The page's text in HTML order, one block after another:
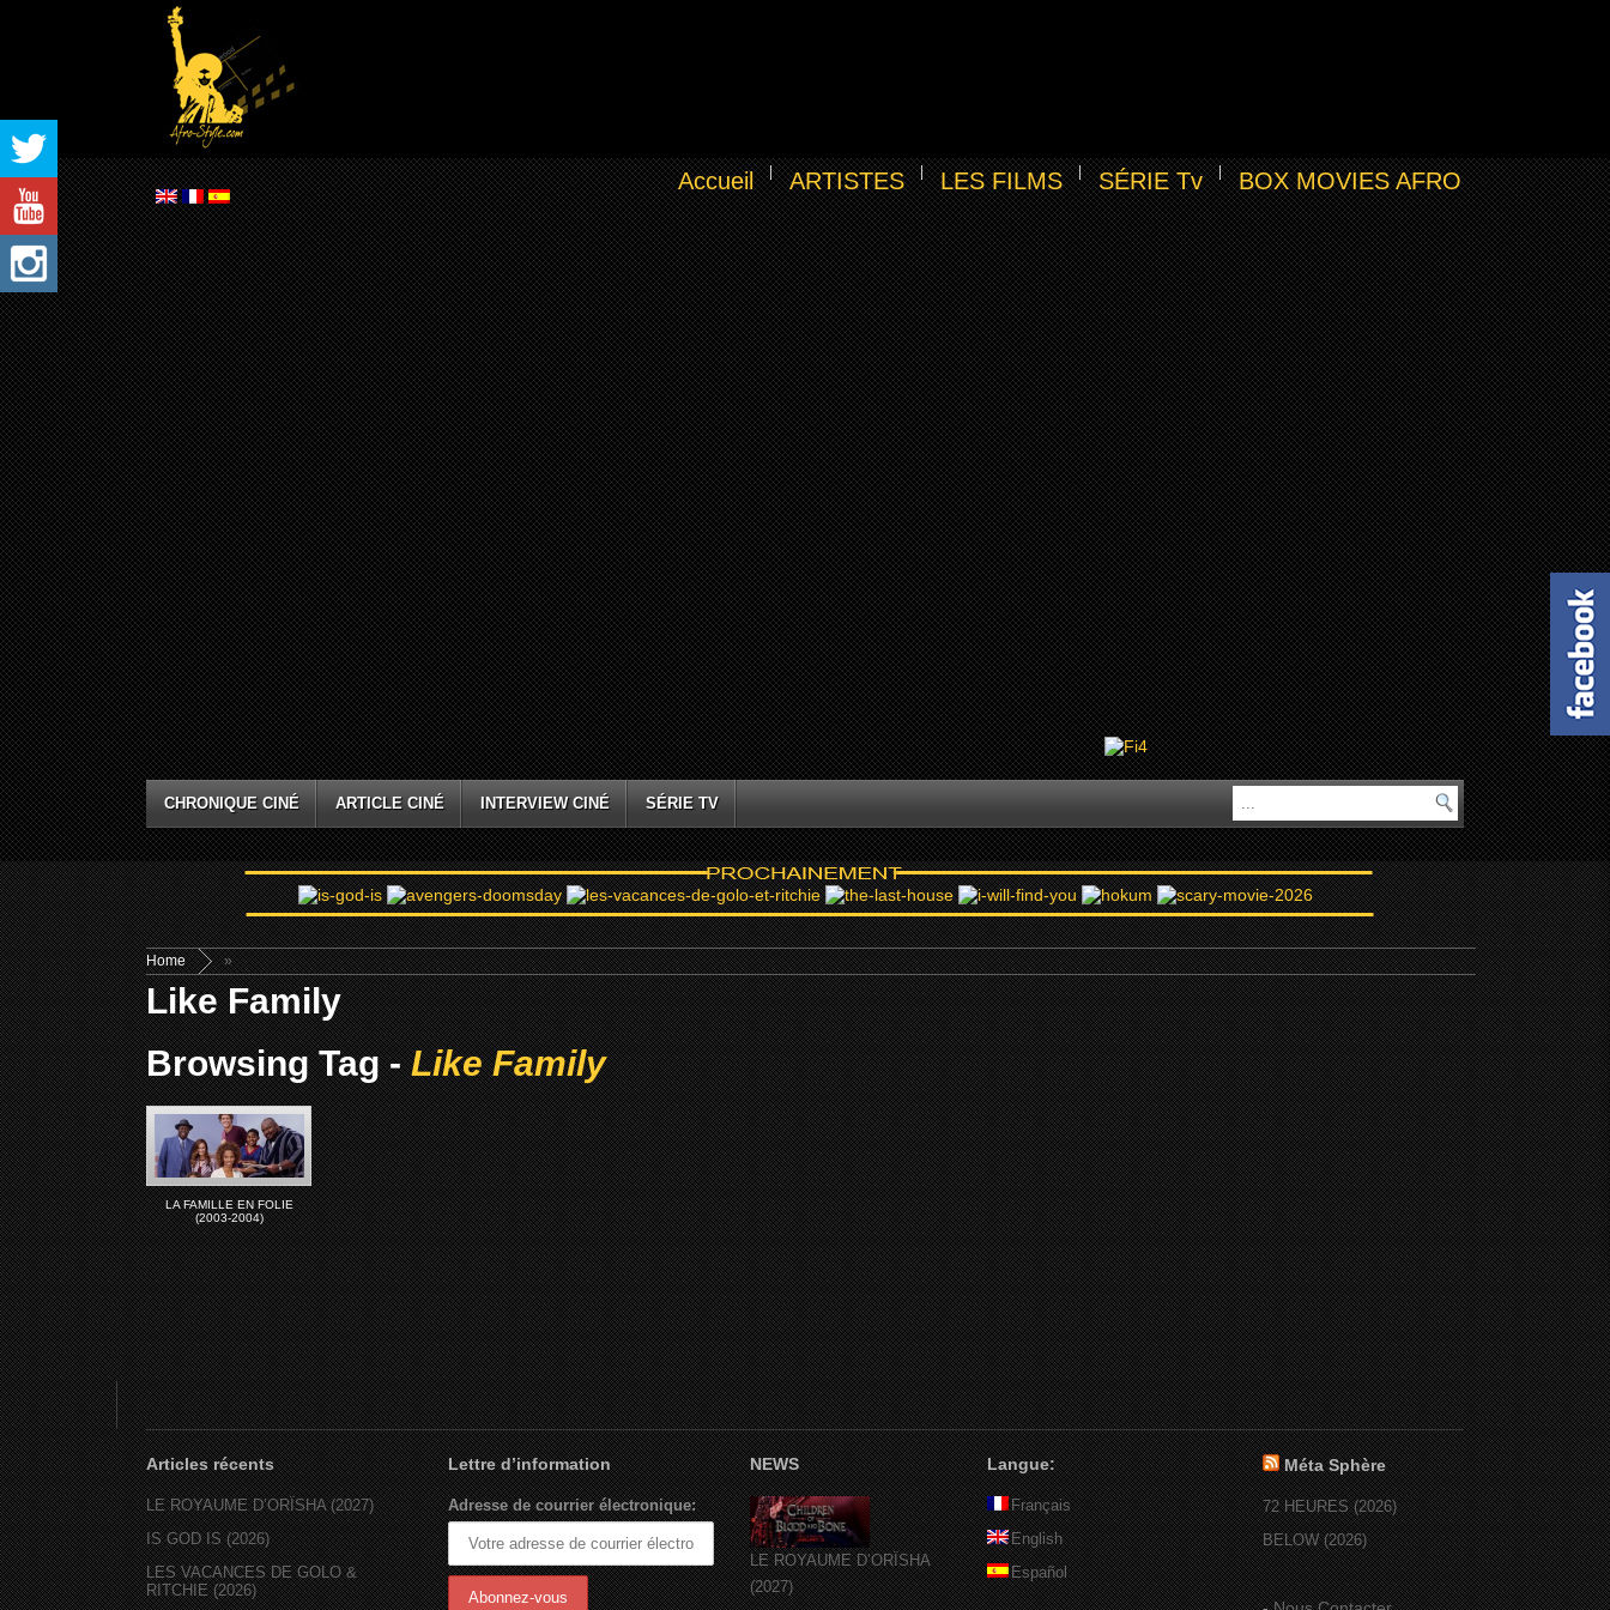
Accueil ARTISTES LES FILMS SÉRIE Tv BOX MOVIES AFRO
CHRONIQUE CINÉ ARTICLE CINÉ INTERVIEW CINÉ SÉRIE TV
Home »
Like Family
Browsing Tag -Like Family
LA FAMILLE EN FOLIE
(2003-2004)
Articles récents
LE ROYAUME D’ORÏSHA (2027)
IS GOD IS (2026)
LES VACANCES DE GOLO &
RITCHIE (2026)
Lettre d’information
Adresse de courrier électronique:
NEWS
LE ROYAUME D’ORÏSHA
(2027)
Langue:
Français
English
Español
Méta Sphère
72 HEURES (2026)
BELOW (2026)